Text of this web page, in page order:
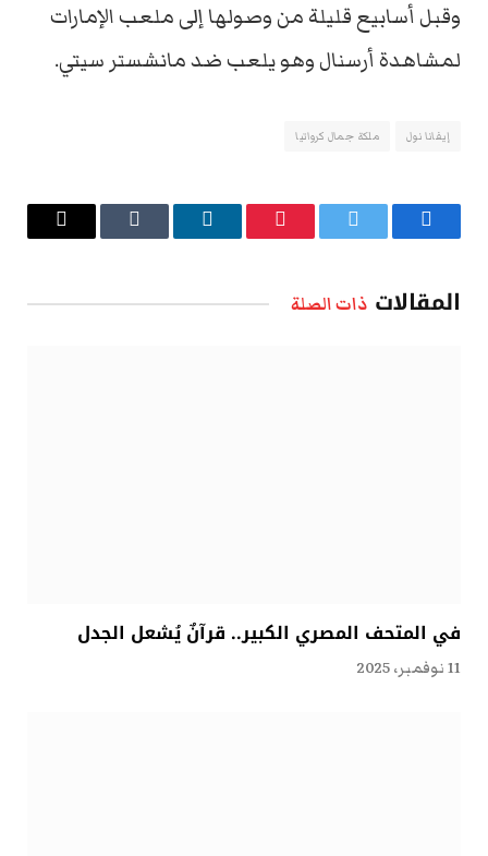
وقبل أسابيع قليلة من وصولها إلى ملعب الإمارات
لمشاهدة أرسنال وهو يلعب ضد مانشستر سيتي.
إيفانا نول ملكة جمال كرواتيا
فيسبوك تويتر بينتيريستلينكدإن Tumblr
البريد
المقالات ذات الصلة
في المتحف المصري الكبير.. قرآنٌ يُشعل الجدل
11 نوفمبر، 2025